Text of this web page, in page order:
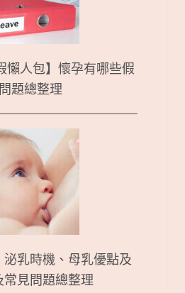
懶人包】懷孕有哪些假
題總整理
乳時機、母乳優點及
見問題總整理